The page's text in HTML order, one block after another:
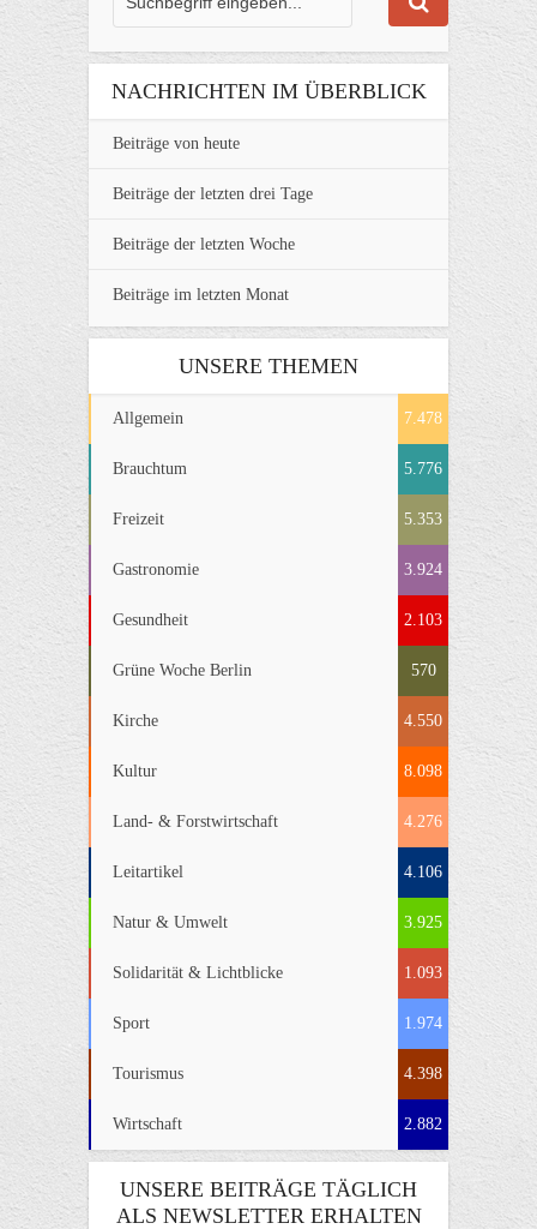
NACHRICHTEN IM ÜBERBLICK
Beiträge von heute
Beiträge der letzten drei Tage
Beiträge der letzten Woche
Beiträge im letzten Monat
UNSERE THEMEN
Allgemein 7.478
Brauchtum 5.776
Freizeit 5.353
Gastronomie 3.924
Gesundheit 2.103
Grüne Woche Berlin 570
Kirche 4.550
Kultur 8.098
Land- & Forstwirtschaft 4.276
Leitartikel 4.106
Natur & Umwelt 3.925
Solidarität & Lichtblicke 1.093
Sport 1.974
Tourismus 4.398
Wirtschaft 2.882
UNSERE BEITRÄGE TÄGLICH
ALS NEWSLETTER ERHALTEN